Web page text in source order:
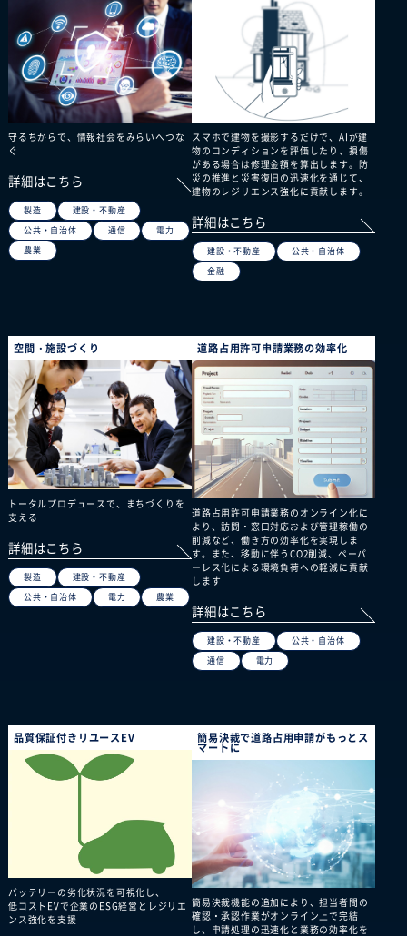
守るちからで、情報社会をみらいへつな
ぐ
詳細はこちら
製造 建設・不動産
公共・自治体 通信 電力
農業
スマホで建物を撮影するだけで、AIが建
物のコンディションを評価したり、損傷
がある場合は修理金額を算出します。防
災の推進と災害復旧の迅速化を通じて、
建物のレジリエンス強化に貢献します。
詳細はこちら
建設・不動産 公共・自治体
金融
空間・施設づくり
トータルプロデュースで、まちづくりを
支える
詳細はこちら
製造 建設・不動産
公共・自治体 電力 農業
道路占用許可申請業務の効率化
道路占用許可申請業務のオンライン化に
より、訪問・窓口対応および管理稼働の
削減など、働き方の効率化を実現しま
す。また、移動に伴うCO2削減、ペーパ
ーレス化による環境負荷への軽減に貢献
します
詳細はこちら
建設・不動産 公共・自治体
通信 電力
品質保証付きリユースEV
バッテリーの劣化状況を可視化し、
低コストEVで企業のESG経営とレジリエ
ンス強化を支援
簡易決裁で道路占用申請がもっとス
マートに
簡易決裁機能の追加により、担当者間の
確認・承認作業がオンライン上で完結
し、申請処理の迅速化と業務の効率化を